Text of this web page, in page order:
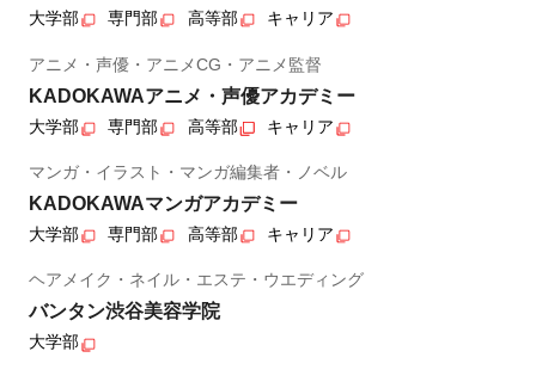
大学部 専門部 高等部 キャリア
アニメ・声優・アニメCG・アニメ監督
KADOKAWAアニメ・声優アカデミー
大学部 専門部 高等部 キャリア
マンガ・イラスト・マンガ編集者・ノベル
KADOKAWAマンガアカデミー
大学部 専門部 高等部 キャリア
ヘアメイク・ネイル・エステ・ウエディング
バンタン渋谷美容学院
大学部